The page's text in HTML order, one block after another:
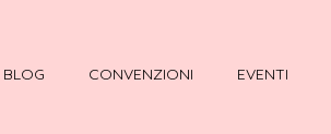
BLOG CONVENZIONI EVENTI